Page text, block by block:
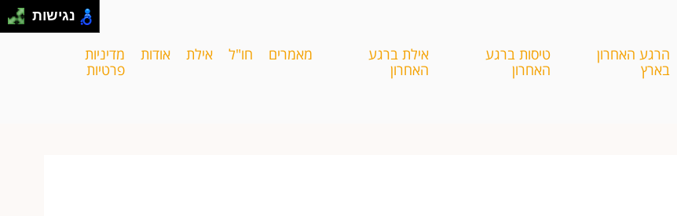
הרגע האחרון
בארץ
טיסות ברגע
האחרון
אילת ברגע
האחרון
מאמרים חו"ל אילת אודות
מדיניות
פרטיות
נגישות